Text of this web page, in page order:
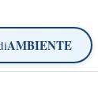
AMBIENTE